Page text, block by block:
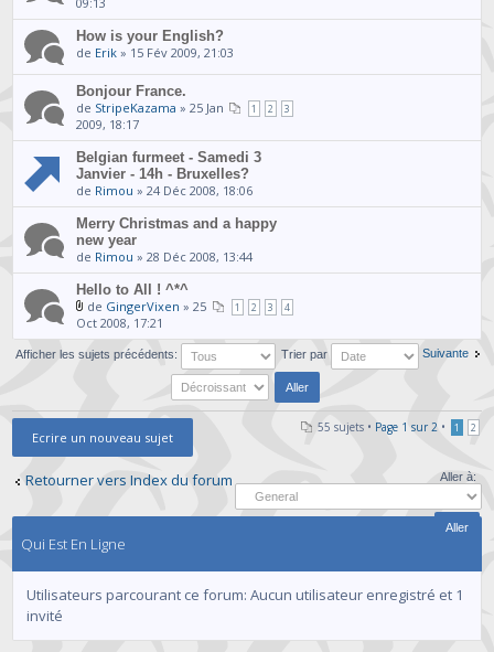
How is your English?
de Erik » 15 Fév 2009, 21:03
Bonjour France.
1 2 3
de StripeKazama » 25 Jan
2009, 18:17
Belgian furmeet - Samedi 3
Janvier - 14h - Bruxelles?
de Rimou » 24 Déc 2008, 18:06
Merry Christmas and a happy
new year
de Rimou » 28 Déc 2008, 13:44
Hello to All ! ^*^
1 2 3 4
de GingerVixen » 25
Oct 2008, 17:21
Suivante
Afficher les sujets précédents: Trier par
Ecrire un nouveau sujet
55 sujets • Page 1 sur 2 • 1 2
Retourner vers Index du forum Aller à:
Qui Est En Ligne
Utilisateurs parcourant ce forum: Aucun utilisateur enregistré et 1
invité